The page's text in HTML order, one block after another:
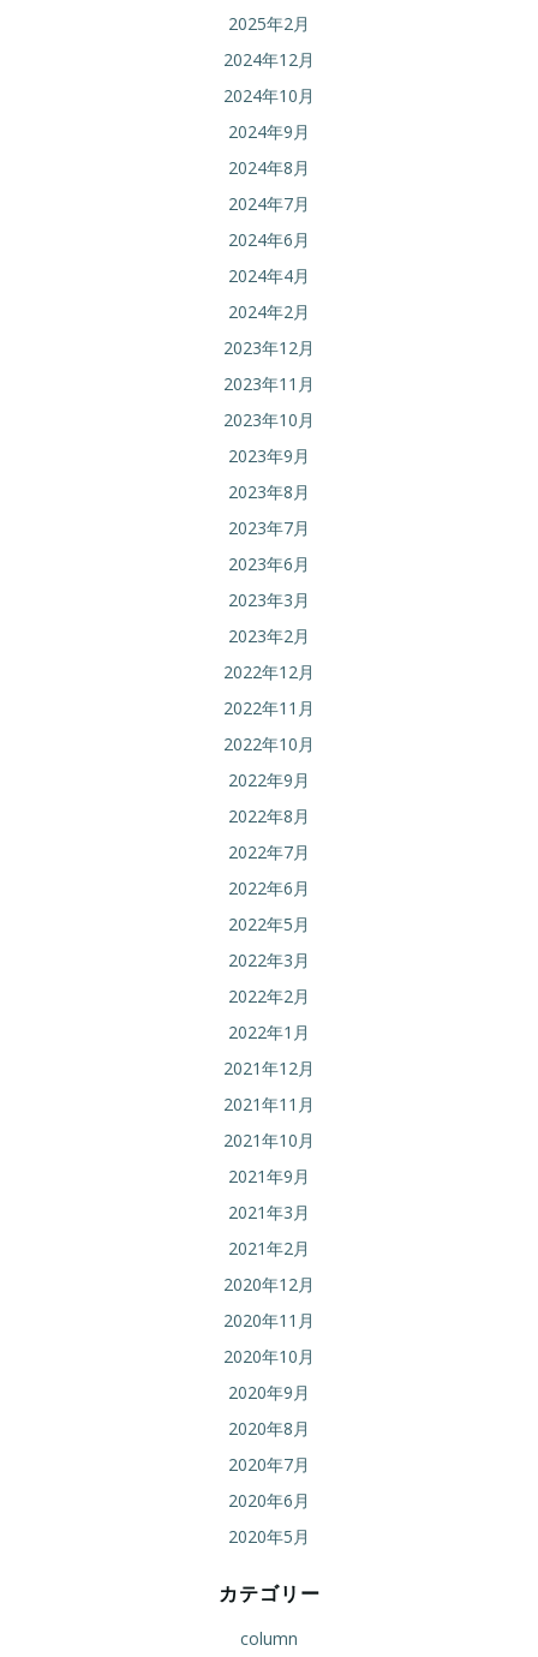
2025年2月
2024年12月
2024年10月
2024年9月
2024年8月
2024年7月
2024年6月
2024年4月
2024年2月
2023年12月
2023年11月
2023年10月
2023年9月
2023年8月
2023年7月
2023年6月
2023年3月
2023年2月
2022年12月
2022年11月
2022年10月
2022年9月
2022年8月
2022年7月
2022年6月
2022年5月
2022年3月
2022年2月
2022年1月
2021年12月
2021年11月
2021年10月
2021年9月
2021年3月
2021年2月
2020年12月
2020年11月
2020年10月
2020年9月
2020年8月
2020年7月
2020年6月
2020年5月
カテゴリー
column